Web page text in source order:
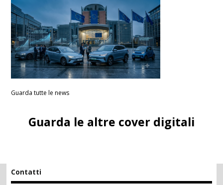
Guarda tutte le news
Guarda le altre cover digitali
Contatti